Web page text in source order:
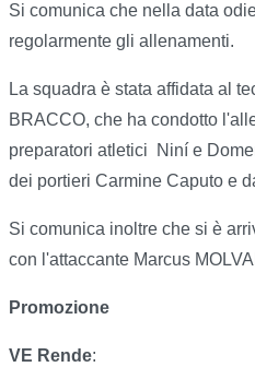
Si comunica che nella data
regolarmente gli allenamenti.
La squadra è stata affidata al
BRACCO, che ha condotto
preparatori atletici
Niní e
dei portieri Carmine Caputo e
Si comunica inoltre che si è
con l'attaccante Marcus
Promozione
VE Rende: